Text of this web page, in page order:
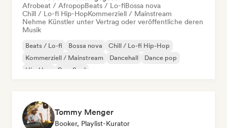
Afrobeat / AfropopBeats / Lo-fiBossa nova
Chill / Lo-fi Hip-HopKommerziell / Mainstream
Nehme Künstler unter Vertrag oder veröffentliche deren
Musik
Beats / Lo-fi Bossa nova
Chill / Lo-fi Hip-Hop
Kommerziell / Mainstream
Dancehall
Dance pop
Hip-Hop
Pop-Soul
Tommy Menger
Booker, Playlist-Kurator